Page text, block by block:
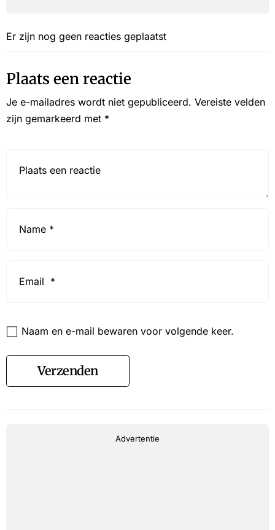
Er zijn nog geen reacties geplaatst
Plaats een reactie
Je e-mailadres wordt niet gepubliceerd. Vereiste velden
zijn gemarkeerd met *
Naam en e-mail bewaren voor volgende keer.
Verzenden
Advertentie